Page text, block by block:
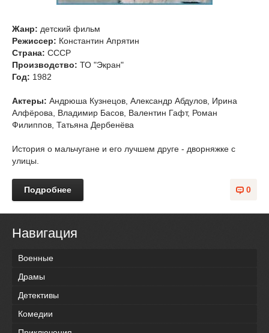
Жанр: детский фильм
Режиссер: Константин Апрятин
Страна: СССР
Производство: ТО "Экран"
Год: 1982
Актеры: Андрюша Кузнецов, Александр Абдулов, Ирина
Алфёрова, Владимир Басов, Валентин Гафт, Роман
Филиппов, Татьяна Дербенёва
История о мальчугане и его лучшем друге - дворняжке с
улицы.
0
Подробнее
Навигация
Военные
Драмы
Детективы
Комедии